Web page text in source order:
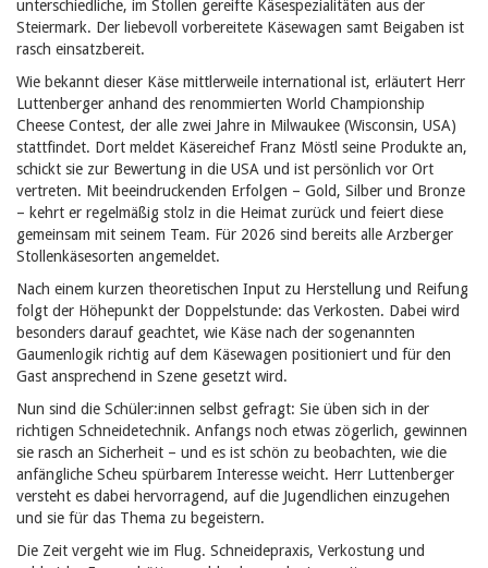
unterschiedliche, im Stollen gereifte Käsespezialitäten aus der
Steiermark. Der liebevoll vorbereitete Käsewagen samt Beigaben ist
rasch einsatzbereit.
Wie bekannt dieser Käse mittlerweile international ist, erläutert Herr
Luttenberger anhand des renommierten World Championship
Cheese Contest, der alle zwei Jahre in Milwaukee (Wisconsin, USA)
stattfindet. Dort meldet Käsereichef Franz Möstl seine Produkte an,
schickt sie zur Bewertung in die USA und ist persönlich vor Ort
vertreten. Mit beeindruckenden Erfolgen – Gold, Silber und Bronze
– kehrt er regelmäßig stolz in die Heimat zurück und feiert diese
gemeinsam mit seinem Team. Für 2026 sind bereits alle Arzberger
Stollenkäsesorten angemeldet.
Nach einem kurzen theoretischen Input zu Herstellung und Reifung
folgt der Höhepunkt der Doppelstunde: das Verkosten. Dabei wird
besonders darauf geachtet, wie Käse nach der sogenannten
Gaumenlogik richtig auf dem Käsewagen positioniert und für den
Gast ansprechend in Szene gesetzt wird.
Nun sind die Schüler:innen selbst gefragt: Sie üben sich in der
richtigen Schneidetechnik. Anfangs noch etwas zögerlich, gewinnen
sie rasch an Sicherheit – und es ist schön zu beobachten, wie die
anfängliche Scheu spürbarem Interesse weicht. Herr Luttenberger
versteht es dabei hervorragend, auf die Jugendlichen einzugehen
und sie für das Thema zu begeistern.
Die Zeit vergeht wie im Flug. Schneidepraxis, Verkostung und